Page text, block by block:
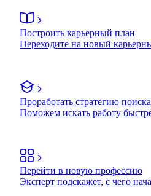
Построить карьерный план
Переходите на новый
Проработать стратегию поиска
Поможем искать работу
Перейти в новую профессию
Эксперт подскажет, с чего